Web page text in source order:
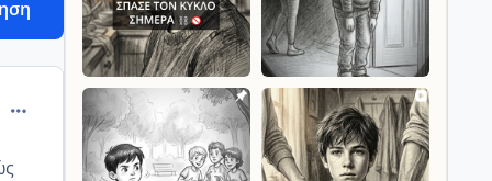
comment_1314213